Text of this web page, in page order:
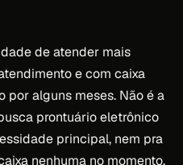
de atender mais
e com caixa
por alguns meses. Não é a
prontuário eletrônico
principal, nem pra
nenhuma no momento.